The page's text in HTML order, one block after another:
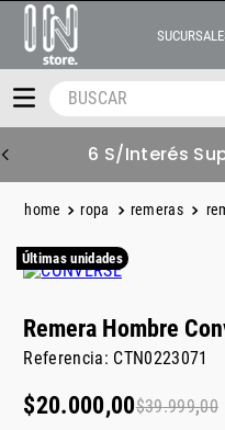
BUSCAR
6 S/Interés
ropa remeras
Últimas unidades
Remera Hombre
Referencia: CTN0223071
$39.999,00
$20.000,00